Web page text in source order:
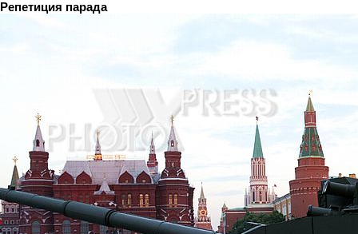
Репетиция парада